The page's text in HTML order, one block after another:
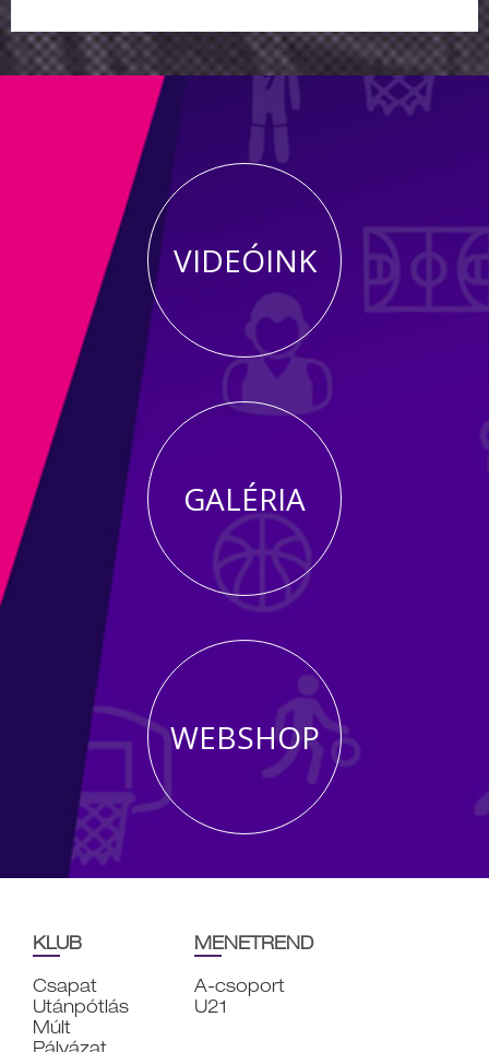
VIDEÓINK
GALÉRIA
WEBSHOP
KLUB
Csapat
Utánpótlás
Múlt
MENETREND
A-csoport
U21